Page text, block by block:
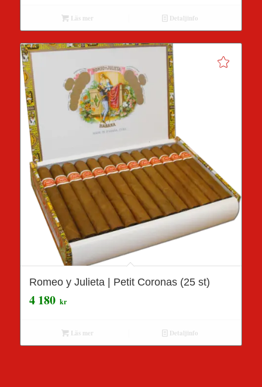
Läs mer Detaljinfo
Romeo y Julieta | Petit Coronas (25 st)
4 180 kr
Läs mer Detaljinfo